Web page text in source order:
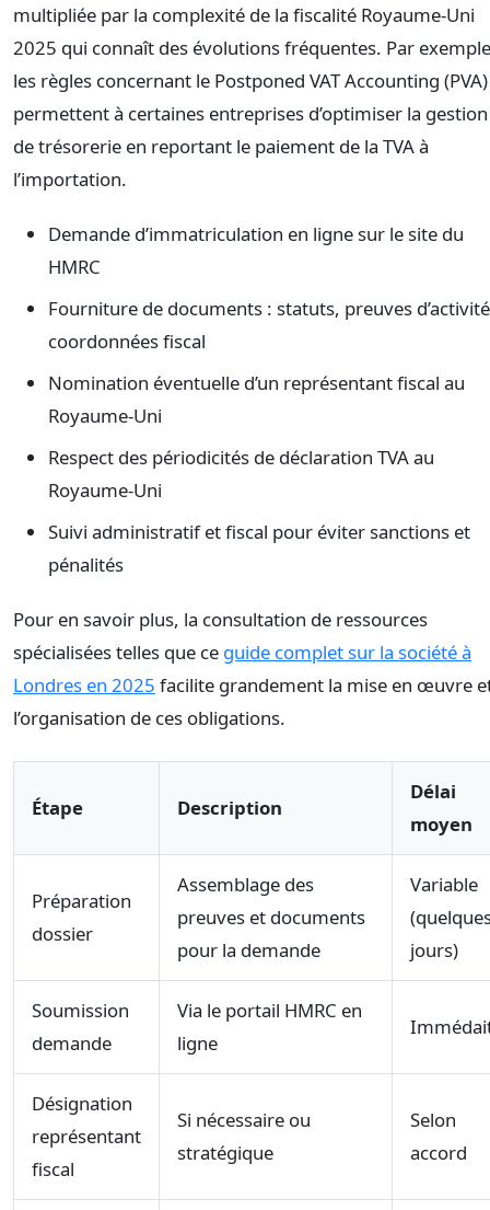
multipliée par la complexité de la fiscalité Royaume-Uni
2025 qui connaît des évolutions fréquentes. Par
les règles concernant le Postponed VAT Accounting (PVA)
permettent à certaines entreprises d’optimiser la gestion
de trésorerie en reportant le paiement de la TVA à
l’importation.
Demande d’immatriculation en ligne sur le site du
HMRC
Fourniture de documents : statuts, preuves
coordonnées fiscal
Nomination éventuelle d’un représentant fiscal au
Royaume-Uni
Respect des périodicités de déclaration TVA au
Royaume-Uni
Suivi administratif et fiscal pour éviter sanctions et
pénalités
Pour en savoir plus, la consultation de ressources
spécialisées telles que ce guide complet sur la société à
Londres en 2025 facilite grandement la mise en œuvre
l’organisation de ces obligations.
Étape Description
Délai
moyen
Préparation
dossier
Assemblage des
preuves et documents
pour la demande
Variable
jours)
Soumission
demande
Via le portail HMRC en
ligne
Désignation
représentant
fiscal
Si nécessaire ou
stratégique
Selon
accord